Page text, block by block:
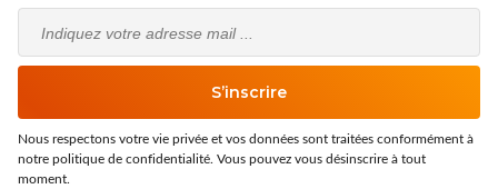
Email
S’inscrire
Nous respectons votre vie privée et vos données sont traitées conformément à
notre politique de confidentialité. Vous pouvez vous désinscrire à tout
moment.